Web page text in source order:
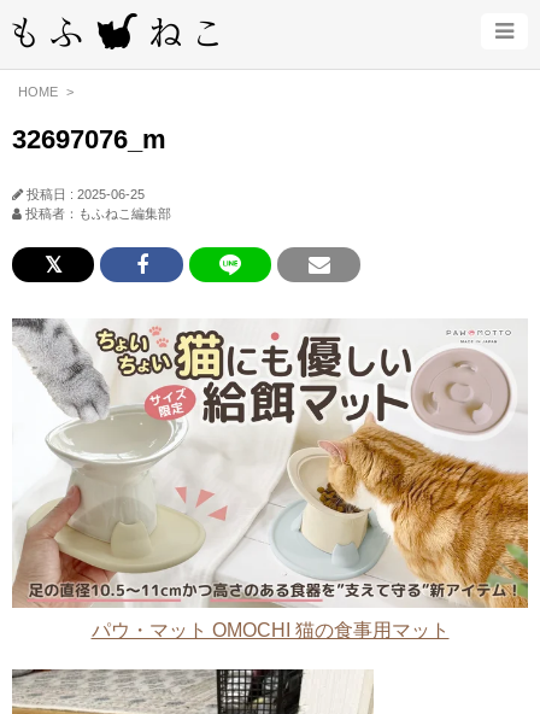
HOME
32697076_m
投稿日 : 2025-06-25
投稿者：もふねこ編集部
パウ・マット OMOCHI 猫の食事用マット